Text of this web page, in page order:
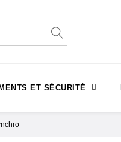
ET SÉCURITÉ